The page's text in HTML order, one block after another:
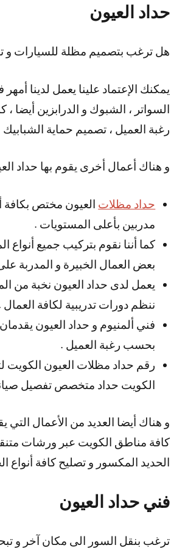
حداد العيون
هل ترغب بتصميم مظلة للسيارات و
يمكنك الإعتماد علينا يعمل لدينا
السواتر ، الشبوك و الدرابزين أيضا
رغبة العميل ، تصميم حماية
و هناك أعمال أخرى يقوم بها حداد
حداد مظلات العيون مختص بكافة
مدربين بأعلى المستويات .
كما أننا نقوم بتركيب جميع
بعض العمال الخبيرة و المدربة
يعمل لدى حداد العيون نخبة من
ننظم دورات تدريبية لكافة العمال
فني ألمنيوم و حداد العيون
بحسب رغبة العميل .
رقم حداد مظلات العيون الكويت
الكويت حداد متخصص تفصيل
كافة مناطق الكويت عبر ورشات
الحديد المكسور و تصليح كافة أنواع
فني حداد العيون
ترغب بنقل السور الى مكان آخر و